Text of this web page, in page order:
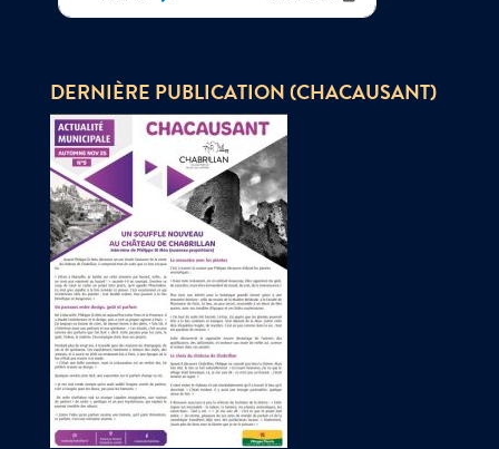
DERNIÈRE PUBLICATION (CHACAUSANT)